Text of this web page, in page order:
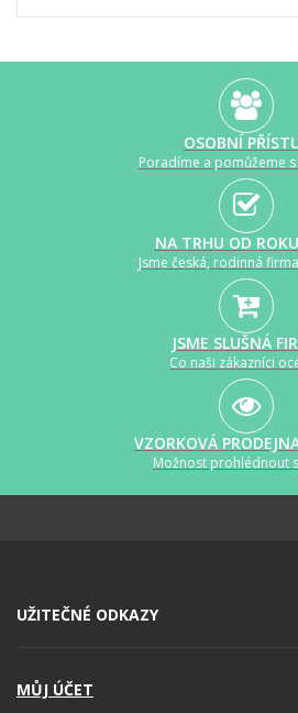
OSOBNÍ
Poradíme a pomůžeme
NA TRHU OD
Jsme česká, rodinná
JSME SLUŠNÁ
Co naši zákazníci
VZORKOVÁ
Možnost prohlédnout
UŽITEČNÉ ODKAZY
MŮJ ÚČET